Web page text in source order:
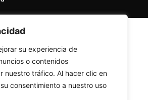
su experiencia de
o contenidos
nuestro tráfico. Al hacer clic en
consentimiento a nuestro uso